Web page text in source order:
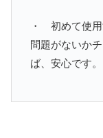
・ 初めて使
問題がないか
ば、安心です。